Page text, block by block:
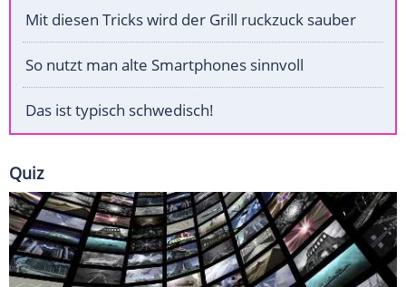
Mit diesen Tricks wird der Grill ruckzuck sauber
So nutzt man alte Smartphones sinnvoll
Das ist typisch schwedisch!
Quiz